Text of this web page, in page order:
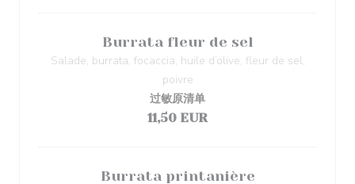
Burrata fleur de sel
Salade, burrata, focaccia, huile d’olive, fleur de sel,
poivre
过敏原清单
11,50 EUR
Burrata printanière